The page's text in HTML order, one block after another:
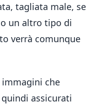
tagliata male, se
un altro tipo di
verrà comunque
che
assicurati